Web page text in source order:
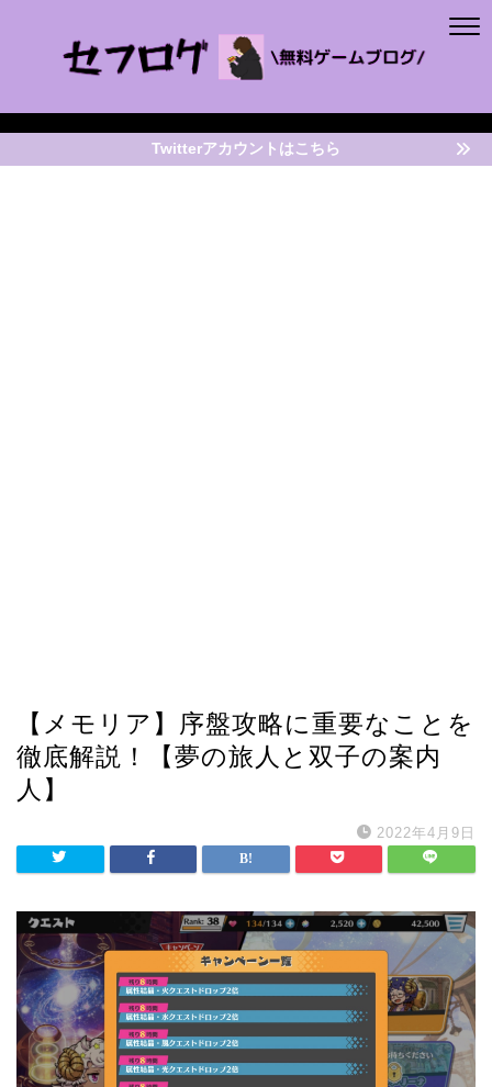
Twitterアカウントはこちら
【メモリア】序盤攻略に重要なことを
徹底解説！【夢の旅人と双子の案内
人】
2022年4月9日